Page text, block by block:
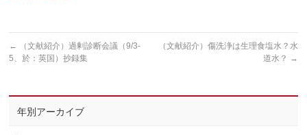
←
（文献紹介）過剰診断会議（9/3-
5、於：英国）抄録集
（文献紹介）傷洗浄は生理食塩水？水
道水？ →
年別アーカイブ